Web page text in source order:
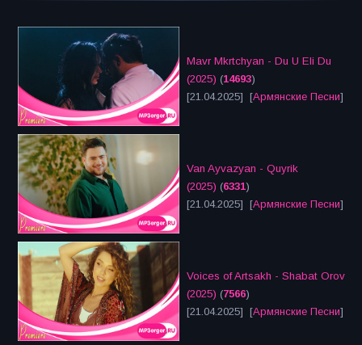
Mavr Mkrtchyan - Du U Eli Du
(2025) (14693)
[21.04.2025] [Армянские Песни]
Van Ayvazyan - Quyrik
(2025) (6331)
[21.04.2025] [Армянские Песни]
Voices of Artsakh - Shabat Orov
(2025) (7566)
[21.04.2025] [Армянские Песни]